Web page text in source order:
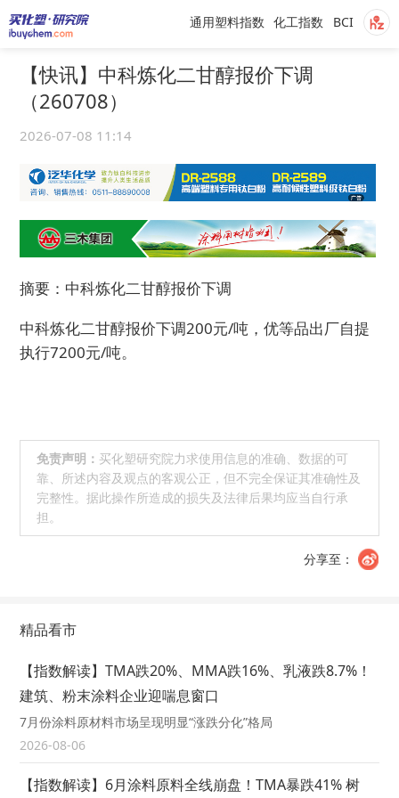
BCI
化工指数
通用塑料指数
【快讯】中科炼化二甘醇报价下调
（260708）
2026-07-08 11:14
摘要：中科炼化二甘醇报价下调
中科炼化二甘醇报价下调200元/吨，优等品出厂自提
执行7200元/吨。
免责声明： 买化塑研究院力求使用信息的准确、数据的可
靠、所述内容及观点的客观公正，但不完全保证其准确性及
完整性。据此操作所造成的损失及法律后果均应当自行承
担。
分享至：
精品看市
【指数解读】TMA跌20%、MMA跌16%、乳液跌8.7%！
建筑、粉末涂料企业迎喘息窗口
7月份涂料原材料市场呈现明显“涨跌分化”格局
2026-08-06
【指数解读】6月涂料原料全线崩盘！TMA暴跌41% 树